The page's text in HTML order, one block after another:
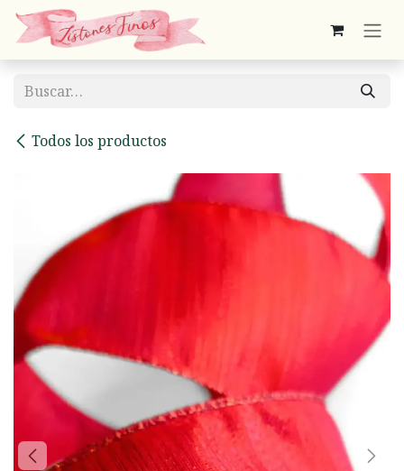
Ir al contenido
Todos los productos